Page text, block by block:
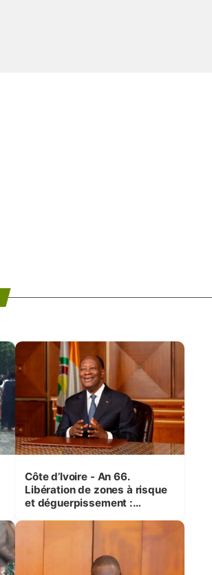
Côte d’Ivoire - An 66.
Libération de zones à risque
et déguerpissement :
respect de l'Etat de droit pour
préserver les vies humaines